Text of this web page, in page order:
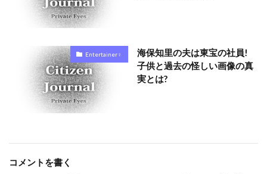
Entertainer♀
海保知里の夫は東宝の社員!
子供と過去の怪しい画像の真
実とは?
コメントを書く